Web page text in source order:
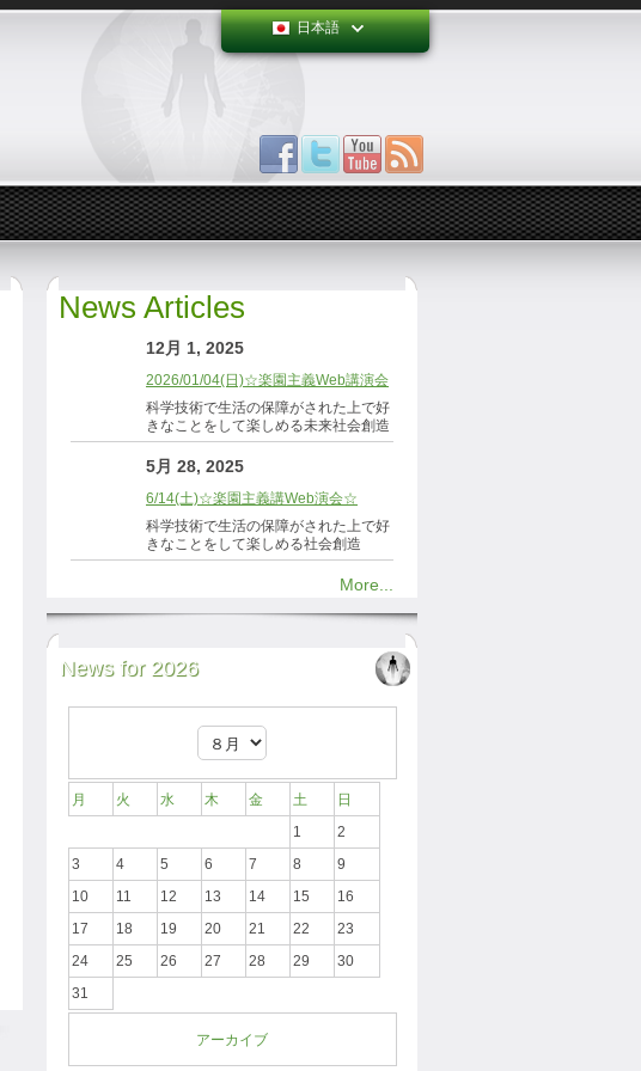
日本語
News Articles
12月 1, 2025
2026/01/04(日)☆楽園主義Web講演会
科学技術で生活の保障がされた上で好
きなことをして楽しめる未来社会創造
5月 28, 2025
6/14(土)☆楽園主義講Web演会☆
科学技術で生活の保障がされた上で好
きなことをして楽しめる社会創造
More...
News for 2026
月 火 水 木 金 土
日
1
2
3
4 5 6 7 8
9
10
11 12 13 14 15
16
17
18 19 20 21 22
23
24
25 26 27 28 29
30
31
アーカイブ